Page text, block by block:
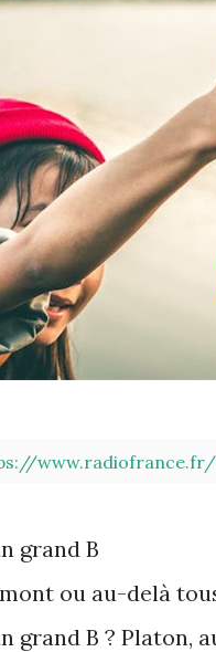
grand B
ou au-delà
grand B ?